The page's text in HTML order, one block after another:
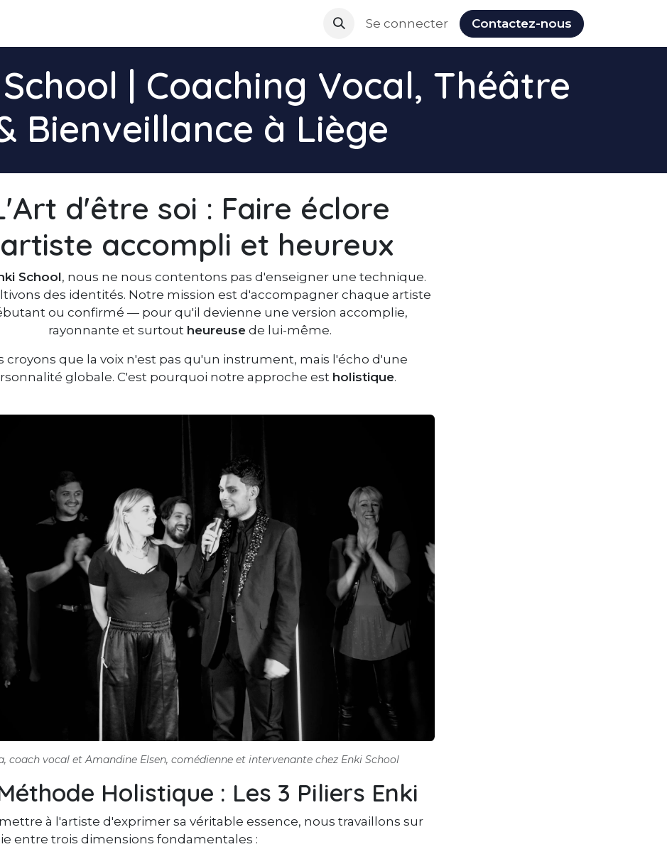
FAQ Nos évènements
Se connecter Contactez-nous
| Coaching Vocal, Théâtre
Bienveillance à Liège
d'être soi : Faire éclore
accompli et heureux
School, nous ne nous contentons pas d'enseigner une technique.
des identités. Notre mission est d'accompagner chaque artiste
ou confirmé — pour qu'il devienne une version accomplie,
rayonnante et surtout heureusede lui-même.
croyons que la voix n'est pas qu'un instrument, mais l'écho d'une
globale. C'est pourquoi notre approche est holistique.
coach vocal et Amandine Elsen, comédienne et intervenante chez Enki School
Holistique : Les 3 Piliers Enki
à l'artiste d'exprimer sa véritable essence, nous travaillons sur
entre trois dimensions fondamentales :